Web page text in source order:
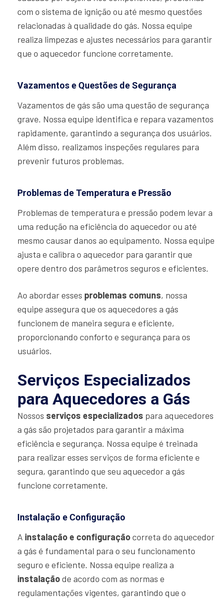
com o sistema de ignição ou até mesmo questões
relacionadas à qualidade do gás. Nossa equipe
realiza limpezas e ajustes necessários para garantir
que o aquecedor funcione corretamente.
Vazamentos e Questões de Segurança
Vazamentos de gás são uma questão de segurança
grave. Nossa equipe identifica e repara vazamentos
rapidamente, garantindo a segurança dos usuários.
Além disso, realizamos inspeções regulares para
prevenir futuros problemas.
Problemas de Temperatura e Pressão
Problemas de temperatura e pressão podem levar a
uma redução na eficiência do aquecedor ou até
mesmo causar danos ao equipamento. Nossa equipe
ajusta e calibra o aquecedor para garantir que
opere dentro dos parâmetros seguros e eficientes.
Ao abordar esses problemas comuns, nossa
equipe assegura que os aquecedores a gás
funcionem de maneira segura e eficiente,
proporcionando conforto e segurança para os
usuários.
Serviços Especializados
para Aquecedores a Gás
Nossos serviços especializados para aquecedores
a gás são projetados para garantir a máxima
eficiência e segurança. Nossa equipe é treinada
para realizar esses serviços de forma eficiente e
segura, garantindo que seu aquecedor a gás
funcione corretamente.
Instalação e Configuração
A instalação e configuraçãocorreta do aquecedor
a gás é fundamental para o seu funcionamento
seguro e eficiente. Nossa equipe realiza a
instalaçãode acordo com as normas e
regulamentações vigentes, garantindo que o